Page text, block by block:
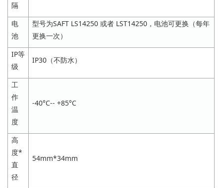
隔
电
池
型号为SAFT LS14250 或者 LST14250，电池可更换（每年
更换一次）
IP等
级
IP30（不防水）
工
作
温
度
-40°C-- +85°C
高
度*
直
径
54mm*34mm